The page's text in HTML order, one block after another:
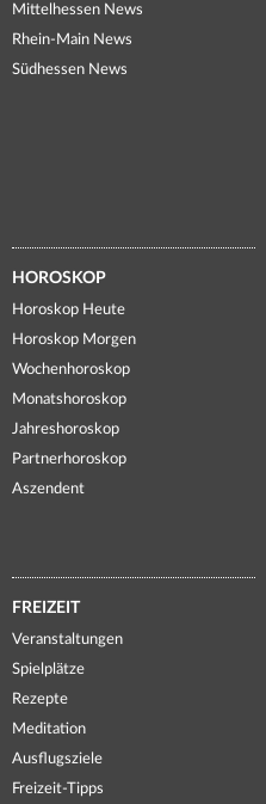
Mittelhessen News
Rhein-Main News
Südhessen News
HOROSKOP
Horoskop Heute
Horoskop Morgen
Wochenhoroskop
Monatshoroskop
Jahreshoroskop
Partnerhoroskop
Aszendent
FREIZEIT
Veranstaltungen
Spielplätze
Rezepte
Meditation
Ausflugsziele
Freizeit-Tipps